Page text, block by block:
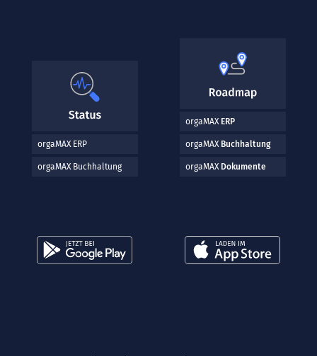
orgaMAX ERP
orgaMAX Buchhaltung
orgaMAX ERP
orgaMAX Buchhaltung
orgaMAX Dokumente